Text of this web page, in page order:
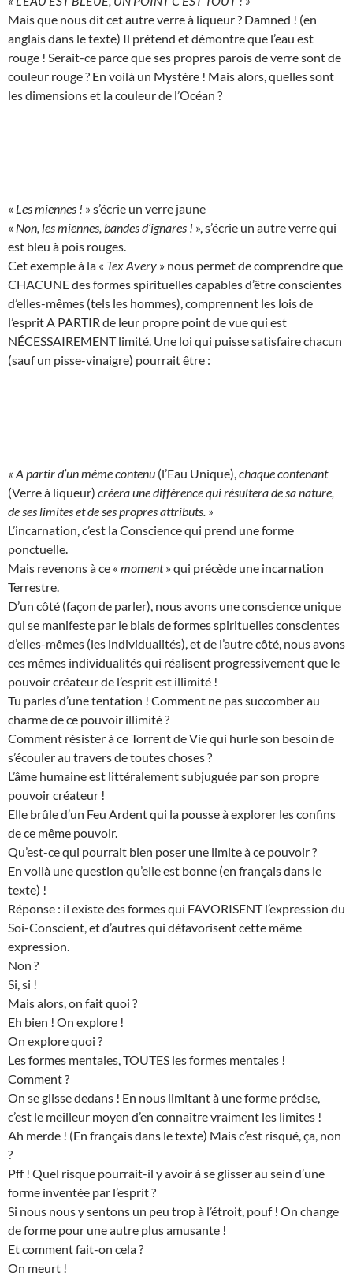
Mais que nous dit cet autre verre à liqueur ? Damned ! (en
anglais dans le texte) Il prétend et démontre que l’eau est
rouge ! Serait-ce parce que ses propres parois de verre sont de
couleur rouge ? En voilà un Mystère ! Mais alors, quelles sont
les dimensions et la couleur de l’Océan ?
« Les miennes ! » s’écrie un verre jaune
« Non, les miennes, bandes d’ignares ! », s’écrie un autre verre qui
est bleu à pois rouges.
Cet exemple à la « Tex Avery » nous permet de comprendre que
CHACUNE des formes spirituelles capables d’être conscientes
d’elles-mêmes (tels les hommes), comprennent les lois de
l’esprit A PARTIR de leur propre point de vue qui est
NÉCESSAIREMENT limité. Une loi qui puisse satisfaire chacun
(sauf un pisse-vinaigre) pourrait être :
« A partir d’un même contenu (l’Eau Unique), chaque contenant
(Verre à liqueur) créera une différence qui résultera de sa nature,
de ses limites et de ses propres attributs. »
L’incarnation, c’est la Conscience qui prend une forme
ponctuelle.
Mais revenons à ce « moment» qui précède une incarnation
Terrestre.
D’un côté (façon de parler), nous avons une conscience unique
qui se manifeste par le biais de formes spirituelles conscientes
d’elles-mêmes (les individualités), et de l’autre côté, nous avons
ces mêmes individualités qui réalisent progressivement que le
pouvoir créateur de l’esprit est illimité !
Tu parles d’une tentation ! Comment ne pas succomber au
charme de ce pouvoir illimité ?
Comment résister à ce Torrent de Vie qui hurle son besoin de
s’écouler au travers de toutes choses ?
L’âme humaine est littéralement subjuguée par son propre
pouvoir créateur !
Elle brûle d’un Feu Ardent qui la pousse à explorer les confins
de ce même pouvoir.
Qu’est-ce qui pourrait bien poser une limite à ce pouvoir ?
En voilà une question qu’elle est bonne (en français dans le
texte) !
Réponse : il existe des formes qui FAVORISENT l’expression du
Soi-Conscient, et d’autres qui défavorisent cette même
expression.
Non ?
Si, si !
Mais alors, on fait quoi ?
Eh bien ! On explore !
On explore quoi ?
Les formes mentales, TOUTES les formes mentales !
Comment ?
On se glisse dedans ! En nous limitant à une forme précise,
c’est le meilleur moyen d’en connaître vraiment les limites !
Ah merde ! (En français dans le texte) Mais c’est risqué, ça, non
?
Pff ! Quel risque pourrait-il y avoir à se glisser au sein d’une
forme inventée par l’esprit ?
Si nous nous y sentons un peu trop à l’étroit, pouf ! On change
de forme pour une autre plus amusante !
Et comment fait-on cela ?
On meurt !